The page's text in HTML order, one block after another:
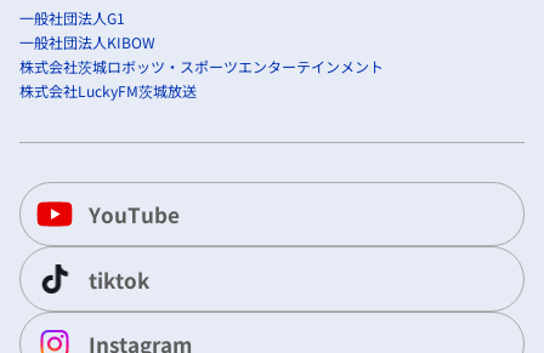
一般社団法人G1
一般社団法人KIBOW
株式会社茨城ロボッツ・スポーツエンターテインメント
株式会社LuckyFM茨城放送
YouTube
tiktok
Instagram